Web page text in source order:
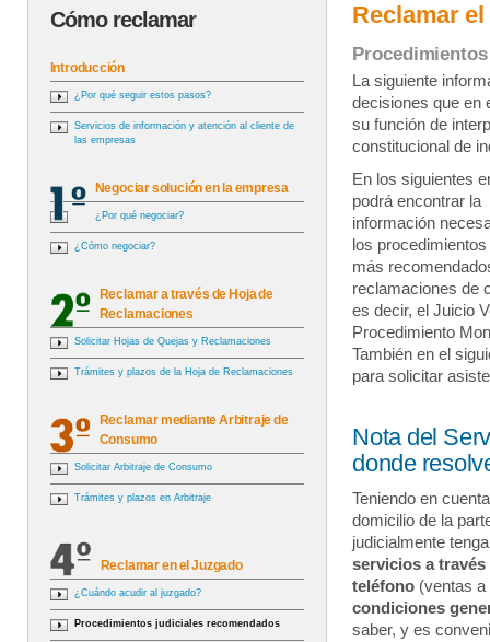
Cómo reclamar
Introducción
¿Por qué seguir estos pasos?
Servicios de información y atención al cliente de
las empresas
Negociar solución en la empresa
¿Por qué negociar?
¿Cómo negociar?
Reclamar a través de Hoja de
Reclamaciones
Solicitar Hojas de Quejas y Reclamaciones
Trámites y plazos de la Hoja de Reclamaciones
Reclamar mediante Arbitraje de
Consumo
Solicitar Arbitraje de Consumo
Trámites y plazos en Arbitraje
Reclamar en el Juzgado
¿Cuándo acudir al juzgado?
Procedimientos judiciales recomendados
Reclamar
La siguiente
decisiones que en
su función de
constitucional de
En los siguientes
podrá encontrar la
información
los
más
reclamaciones de
es decir, el Juicio
Procedimiento
También en el
para solicitar
Nota del
donde
Teniendo en
domicilio de la
judicialmente
servicios a
teléfono (ventas
condiciones
saber, y es